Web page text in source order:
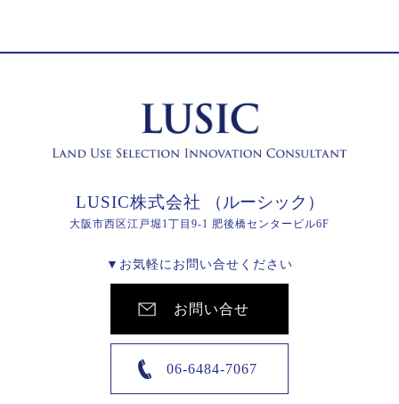
LUSIC株式会社 （ルーシック）
大阪市西区江戸堀1丁目9-1 肥後橋センタービル6F
▼お気軽にお問い合せください
お問い合せ
06-6484-7067